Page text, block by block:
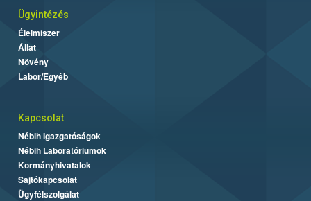
Ügyintézés
Élelmiszer
Állat
Növény
Labor/Egyéb
Kapcsolat
Nébih Igazgatóságok
Nébih Laboratóriumok
Kormányhivatalok
Sajtókapcsolat
Ügyfélszolgálat